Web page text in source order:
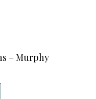
– Murphy